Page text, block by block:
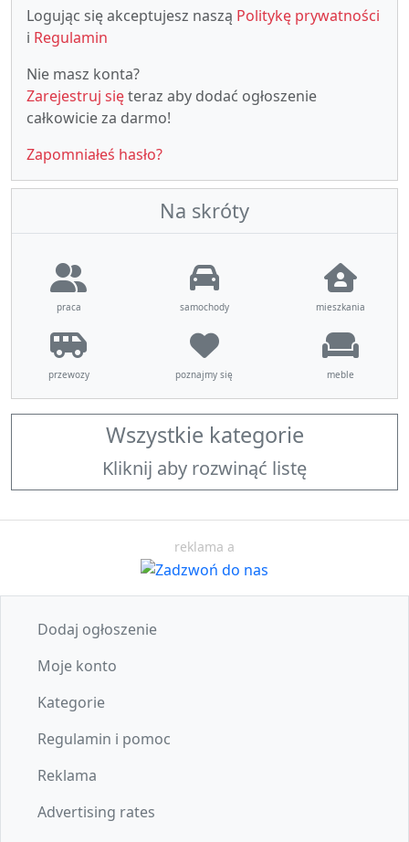
Logując się akceptujesz naszą Politykę prywatności
i Regulamin
Nie masz konta?
Zarejestruj sięteraz aby dodać ogłoszenie
całkowicie za darmo!
Zapomniałeś hasło?
Na skróty
praca samochody mieszkania
przewozy poznajmy się meble
Wszystkie kategorie
Kliknij aby rozwinąć listę
reklama a
Dodaj ogłoszenie
Moje konto
Kategorie
Regulamin i pomoc
Reklama
Advertising rates